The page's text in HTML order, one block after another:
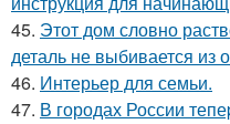
45. Этот дом словно
деталь не выбивается из
46. Интерьер для семьи.
47. В городах России